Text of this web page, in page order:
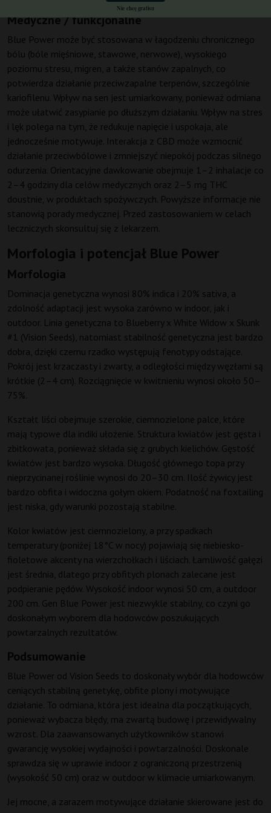
Medyczne / funkcjonalne
Blue Power może być stosowana w łagodzeniu chronicznego
bólu (bóle mięśniowe, stawowe, nerwowe), wysokiego
poziomu stresu, migren, a także stanów zapalnych, co
potwierdza działanie przeciwzapalne terpenów, szczególnie
kariofilenu. Wpływ na sen jest umiarkowany, ponieważ odmiana
może ułatwić zasypianie po dłuższym działaniu. Wpływ na stres
i lęk polega na tym, że redukuje napięcie i uspokaja, ale
jednocześnie motywuje. Interakcja z CBD może wzmocnić
działanie przeciwbólowe i zmniejszyć niepokój podczas silnego
odurzenia. Orientacyjne dawkowanie obejmuje 1–2 inhalacje co
2–4 godziny dla celów medycznych oraz 2–5 mg THC
doustnie, w produktach spożywczych. Powyższe informacje nie
stanowią porady medycznej. Przed zastosowaniem w celach
leczniczych skonsultuj się z lekarzem.
Morfologia i potencjał Blue Power
Morfologia
Dominacja genetyczna wynosi 80% indica i 20% sativa, a
zdolność adaptacji jest wysoka zarówno w indoor, jak i
outdoor. Linia genetyczna to Blueberry x White Widow x Skunk
#1 (Vision Seeds), natomiast stabilność genetyczna jest bardzo
dobra, dzięki czemu rzadko występują fenotypy odstające.
Pokrój jest krzaczasty i zwarty, a odległości między węzłami są
krótkie (2–4 cm). Rozciągnięcie w kwitnieniu wynosi około 50–
75%.
Kształt liści obejmuje szerokie, ciemnozielone palce, które
mają typowe dla indiki ułożenie. Struktura kwiatów jest gęsta i
zbitkowata, ponieważ składa się z grubych kielichów. Gęstość
kwiatów jest bardzo wysoka. Długość głównego topa przy
nieprzycinanej roślinie wynosi do 20–30 cm. Ilość żywicy jest
bardzo obfita i widoczna gołym okiem. Podatność na foxtailing
jest niska, gdy warunki pozostają stabilne.
Kolor kwiatów jest ciemnozielony, a przy spadkach
temperatury (poniżej 18°C w nocy) pojawiają się niebiesko-
fioletowe akcenty na wierzchołkach i liściach. Łamliwość gałęzi
jest średnia, dlatego przy obfitych plonach zalecane jest
podpieranie pędów. Wysokość indoor wynosi 50 cm, a outdoor
200 cm. Gen Blue Power jest niezwykle stabilny, co czyni go
doskonałym wyborem dla hodowców poszukujących
powtarzalnych rezultatów.
Podsumowanie
Blue Power od Vision Seeds to doskonały wybór dla hodowców
ceniących stabilną genetykę, obfite plony i motywujące
działanie. To odmiana, która jest idealna dla początkujących,
ponieważ wybacza błędy, ma zwartą budowę i przewidywalny
wzrost. Dla zaawansowanych użytkowników stanowi
gwarancję wysokiej wydajności i powtarzalności. Doskonale
sprawdza się w uprawie indoor z ograniczoną przestrzenią
(wysokość 50 cm) oraz w outdoor w klimacie umiarkowanym.
Jej mocne, a zarazem motywujące działanie skierowane jest do
Nie chcę gratisu